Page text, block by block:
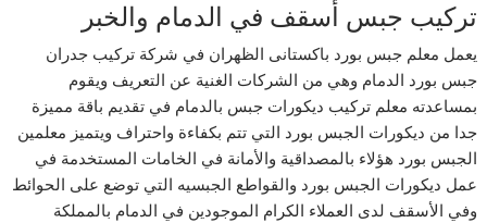
تركيب جبس أسقف في الدمام والخبر
يعمل معلم جبس بورد باكستانى الظهران في شركة تركيب جدران
جبس بورد الدمام وهي من الشركات الغنية عن التعريف ويقوم
بمساعدته معلم تركيب ديكورات جبس بالدمام في تقديم باقة مميزة
جدا من ديكورات الجبس بورد التي تتم بكفاءة واحتراف ويتميز معلمين
الجبس بورد هؤلاء بالمصداقية والأمانة في الخامات المستخدمة في
عمل ديكورات الجبس بورد والقواطع الجبسيه التي توضع على الحوائط
وفي الأسقف لدى العملاء الكرام الموجودين في الدمام بالمملكة